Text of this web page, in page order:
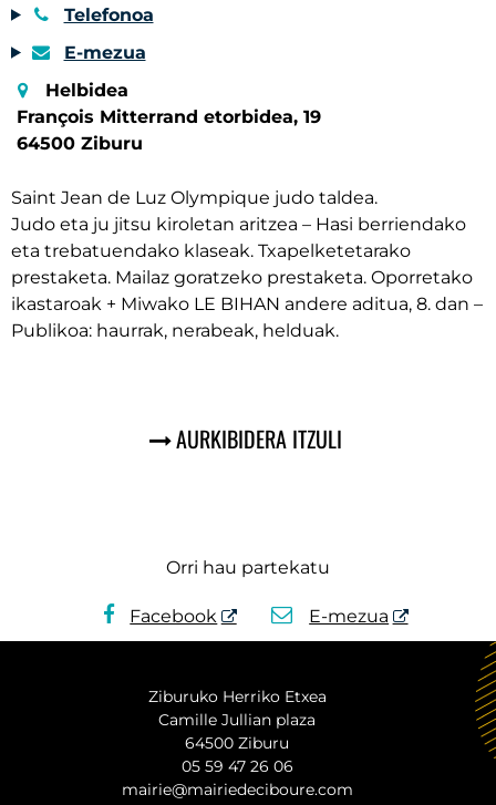
Telefonoa
E-mezua
Helbidea
François Mitterrand etorbidea, 19
64500 Ziburu
Saint Jean de Luz Olympique judo taldea.
Judo eta ju jitsu kiroletan aritzea – Hasi berriendako
eta trebatuendako klaseak. Txapelketetarako
prestaketa. Mailaz goratzeko prestaketa. Oporretako
ikastaroak + Miwako LE BIHAN andere aditua, 8. dan –
Publikoa: haurrak, nerabeak, helduak.
AURKIBIDERA ITZULI
Orri hau partekatu
Facebook E-mezua
Ziburuko Herriko Etxea
Camille Jullian plaza
64500 Ziburu
05 59 47 26 06
mairie@mairiedeciboure.com